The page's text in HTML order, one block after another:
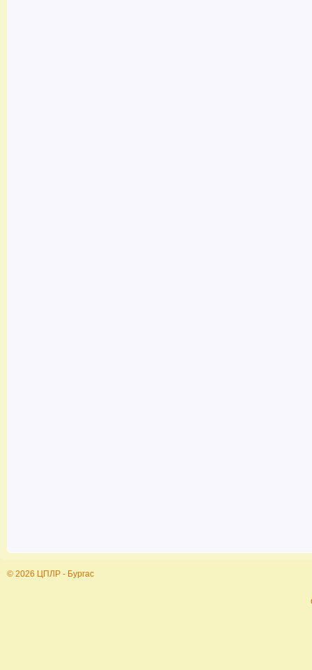
© 2026 ЦПЛР - Бургас